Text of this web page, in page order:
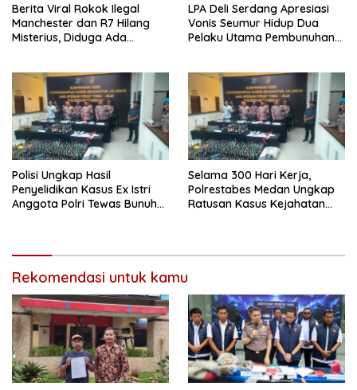
Berita Viral Rokok Ilegal
Manchester dan R7 Hilang
Misterius, Diduga Ada
LPA Deli Serdang Apresiasi
Vonis Seumur Hidup Dua
Pelaku Utama Pembunuhan
Polisi Ungkap Hasil
Penyelidikan Kasus Ex Istri
Anggota Polri Tewas Bunuh
Selama 300 Hari Kerja,
Polrestabes Medan Ungkap
Ratusan Kasus Kejahatan
Rekomendasi untuk kamu